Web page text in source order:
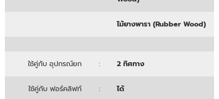
ไม้ยางพารา (Rubber Wood)
ใช้คู่กับ อุปกรณ์ยก : 2 ทิศทาง
ใช้คู่กับ ฟอร์คลิฟท์ : ได้